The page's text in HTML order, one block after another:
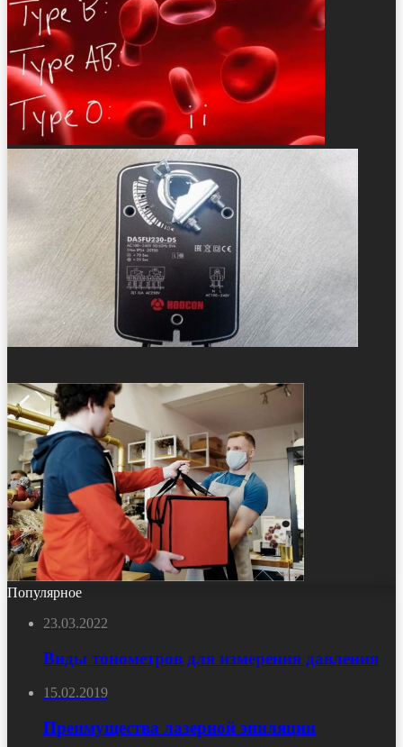
Популярное
23.03.2022
Виды тонометров для измерения давления
15.02.2019
Преимущества лазерной эпиляции